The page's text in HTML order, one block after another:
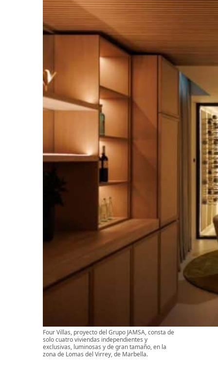
Four Villas, proyecto del Grupo JAMSA, consta de
solo cuatro viviendas independientes y
exclusivas, luminosas y de gran tamaño, en la
zona de Lomas del Virrey, de Marbella.